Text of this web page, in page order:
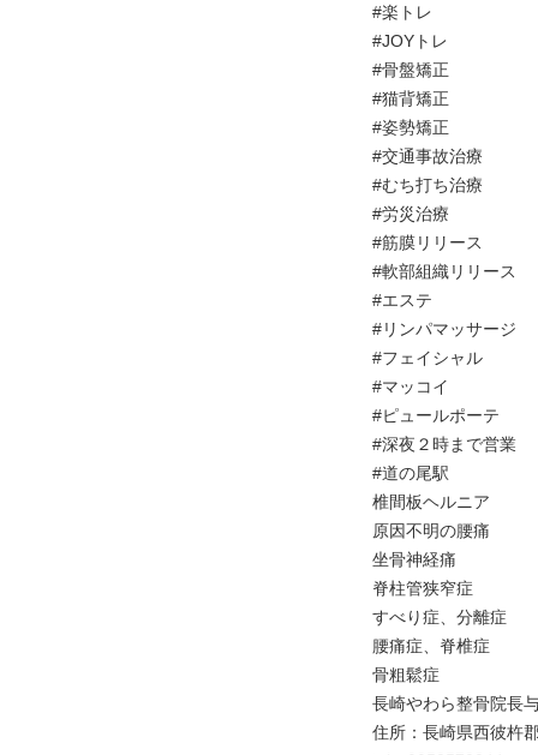
#楽トレ
#JOYトレ
#骨盤矯正
#猫背矯正
#姿勢矯正
#交通事故治療
#むち打ち治療
#労災治療
#筋膜リリース
#軟部組織リリース
#エステ
#リンパマッサージ
#フェイシャル
#マッコイ
#ピュールポーテ
#深夜２時まで営業
#道の尾駅
椎間板ヘルニア
原因不明の腰痛
坐骨神経痛
脊柱管狭窄症
すべり症、分離症
腰痛症、脊椎症
骨粗鬆症
長崎やわら整骨院長
住所：長崎県西彼杵